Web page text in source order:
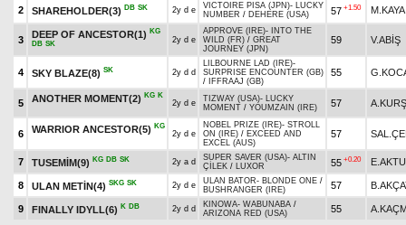
2 SHAREHOLDER(3) DB SK 2y d e VICTOIRE PISA (JPN)- LUCKY
NUMBER / DEHERE (USA) 57 +1.50 M.KAYA
3
DEEP OF ANCESTOR(1) KG
DB SK 2y d e
APPROVE (IRE)-
INTO THE
WILD (FR) / GREAT
JOURNEY (JPN)
59 V.ABİŞ
4 SKY BLAZE(8) SK 2y d d
LILBOURNE LAD (IRE)-
SURPRISE ENCOUNTER (GB)
/
IFFRAAJ (GB)
55
5 ANOTHER MOMENT(2) KG K
2y d e TIZWAY (USA)- LUCKY
MOMENT / YOUMZAIN (IRE) 57
6 WARRIOR ANCESTOR(5) KG
2y d e
NOBEL PRIZE (IRE)- STROLL
ON (IRE) / EXCEED AND
EXCEL (AUS)
57
7 TUSEMİM(9) KG DB SK 2y a d SUPER SAVER (USA)- ALTIN
ÇİLEK / LUXOR 55 +0.20
8 ULAN METİN(4) SKG SK 2y d e ULAN BATOR- BLONDE ONE /
BUSHRANGER (IRE)
57
9 FINALLY IDYLL(6) K DB 2y d d KINOWA- WABUNABA /
ARIZONA RED (USA)
55